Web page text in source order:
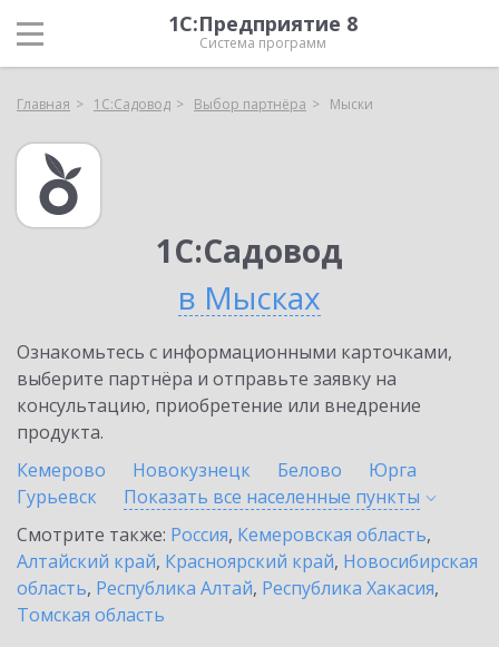
1С:Предприятие 8
Система программ
Главная 1С:Садовод Выбор партнёра Мыски
1С:Садовод
в Мысках
Ознакомьтесь с информационными карточками,
выберите партнёра и отправьте заявку на
консультацию, приобретение или внедрение
продукта.
Кемерово
Новокузнецк Белово
Юрга
Гурьевск
Показать все населенные пункты
Смотрите также: Россия, Кемеровская область,
Алтайский край, Красноярский край, Новосибирская
область, Республика Алтай, Республика Хакасия,
Томская область